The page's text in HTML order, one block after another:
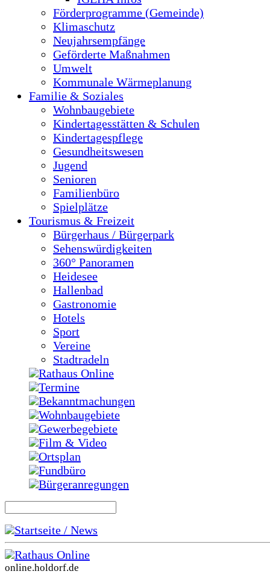
Förderprogramme (Gemeinde)
Klimaschutz
Neujahrsempfänge
Geförderte Maßnahmen
Umwelt
Kommunale Wärmeplanung
Familie & Soziales
Wohnbaugebiete
Kindertagesstätten & Schulen
Kindertagespflege
Gesundheitswesen
Jugend
Senioren
Familienbüro
Spielplätze
Tourismus & Freizeit
Bürgerhaus / Bürgerpark
Sehenswürdigkeiten
360° Panoramen
Heidesee
Hallenbad
Gastronomie
Hotels
Sport
Vereine
Stadtradeln
Rathaus Online
Termine
Bekanntmachungen
Wohnbaugebiete
Gewerbegebiete
Film & Video
Ortsplan
Fundbüro
Bürgeranregungen
Startseite / News
Rathaus Online
online.holdorf.de